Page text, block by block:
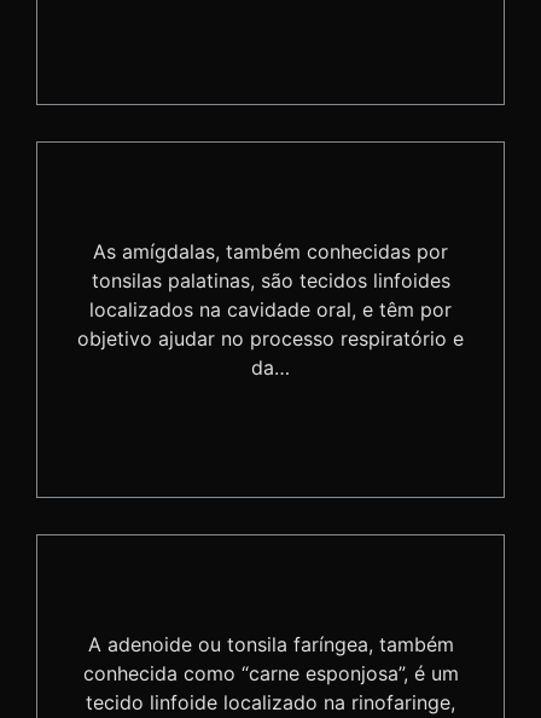
As amígdalas, também conhecidas por
tonsilas palatinas, são tecidos linfoides
localizados na cavidade oral, e têm por
objetivo ajudar no processo respiratório e
da…
A adenoide ou tonsila faríngea, também
conhecida como “carne esponjosa”, é um
tecido linfoide localizado na rinofaringe,